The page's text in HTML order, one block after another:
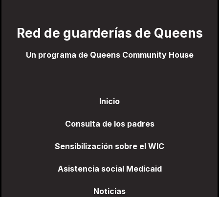
Red de guarderías de Queens
Un programa de Queens Community House
Inicio
Consulta de los padres
Sensibilización sobre el WIC
Asistencia social Medicaid
Noticias